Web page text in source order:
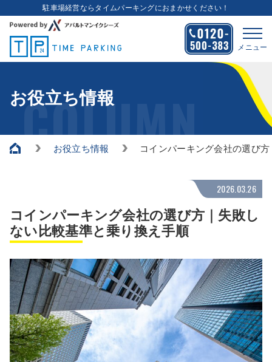
駐車場経営ならタイムパーキングにおまかせください！
メニュー
お役立ち情報
COLUMN
お役立ち情報 コインパーキング会社の選び
2026.03.26
コインパーキング会社の選び方｜失敗し
ない比較基準と乗り換え手順